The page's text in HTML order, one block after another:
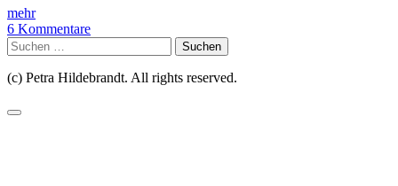
mehr
6 Kommentare
Suchen
nach:
(c) Petra Hildebrandt. All rights reserved.